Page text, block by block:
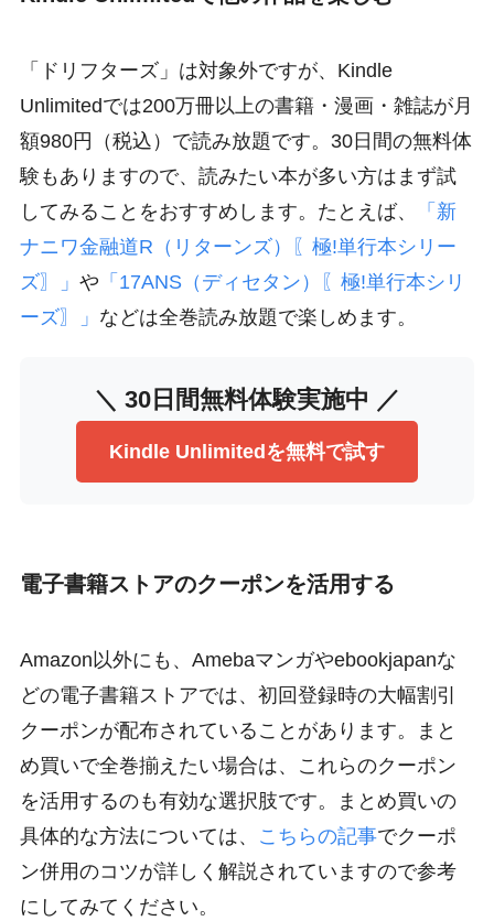
「ドリフターズ」は対象外ですが、Kindle
Unlimitedでは200万冊以上の書籍・漫画・雑誌が月
額980円（税込）で読み放題です。30日間の無料体
験もありますので、読みたい本が多い方はまず試
してみることをおすすめします。たとえば、
「新
ナニワ金融道R（リターンズ）〖極!単行本シリー
ズ〗」 や 「17ANS（ディセタン）〖極!単行本シリ
ーズ〗」 などは全巻読み放題で楽しめます。
＼ 30日間無料体験実施中 ／
Kindle Unlimitedを無料で試す
電子書籍ストアのクーポンを活用する
Amazon以外にも、Amebaマンガやebookjapanな
どの電子書籍ストアでは、初回登録時の大幅割引
クーポンが配布されていることがあります。まと
め買いで全巻揃えたい場合は、これらのクーポン
を活用するのも有効な選択肢です。まとめ買いの
具体的な方法については、
こちらの記事でクーポ
ン併用のコツが詳しく解説されていますので参考
にしてみてください。